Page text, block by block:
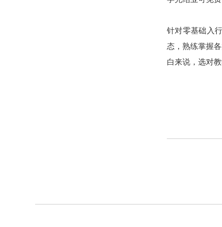
针对零基础入
态，熟练掌握
白来说，选对